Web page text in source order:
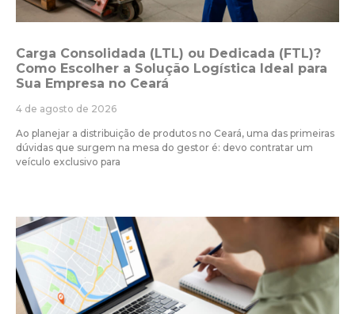
Carga Consolidada (LTL) ou Dedicada (FTL)?
Como Escolher a Solução Logística Ideal para
Sua Empresa no Ceará
4 de agosto de 2026
Ao planejar a distribuição de produtos no Ceará, uma das primeiras
dúvidas que surgem na mesa do gestor é: devo contratar um
veículo exclusivo para